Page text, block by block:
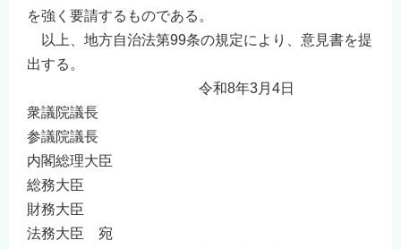
を強く要請するものである。
以上、地方自治法第99条の規定により、意見書を提
出する。
令和8年3月4日
衆議院議長
参議院議長
内閣総理大臣
総務大臣
財務大臣
法務大臣 宛